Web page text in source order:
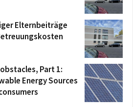
Elternbeiträge
Part 1:
Energy Sources